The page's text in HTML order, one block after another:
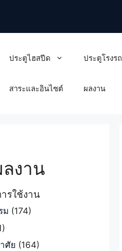
ประตูไฮสปีด ประตูโรงรถ
สาระและอินไซต์ ผลงาน
งาน
รใช้งาน
ม (174)
ศัย (164)